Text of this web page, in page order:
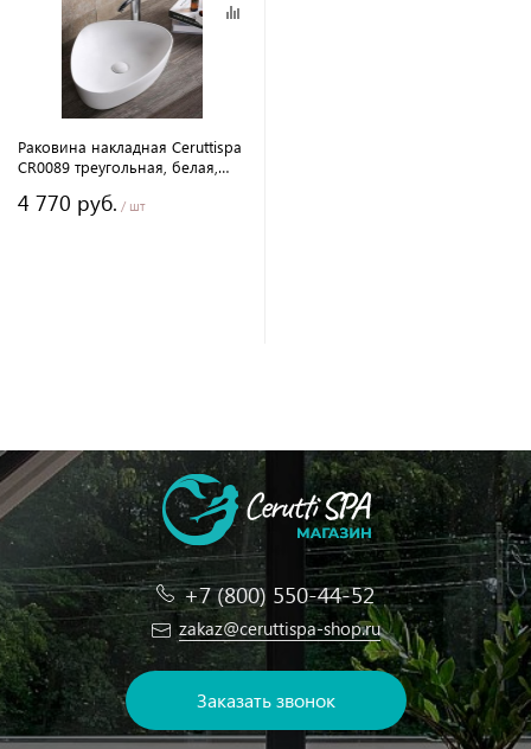
Раковина накладная Ceruttispa
CR0089 треугольная, белая,
4 770 руб. / шт
+7 (800) 550-44-52
zakaz@ceruttispa-shop.ru
Заказать звонок